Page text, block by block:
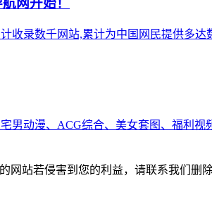
网开始！
收录数千网站,累计为中国网民提供多
动漫、ACG综合、美女套图、福利
网站若侵害到您的利益，请联系我们删除